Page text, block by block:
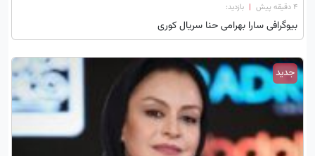
۴ دقیقه پیش | بازدید:
بیوگرافی سارا بهرامی حنا سریال کوری
جدید